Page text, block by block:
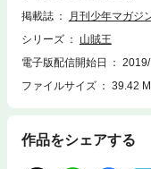
掲載誌
月刊少年マガジ
シリーズ
山賊王
電子版配信開始日
ファイルサイズ
39.42
作品をシェアする